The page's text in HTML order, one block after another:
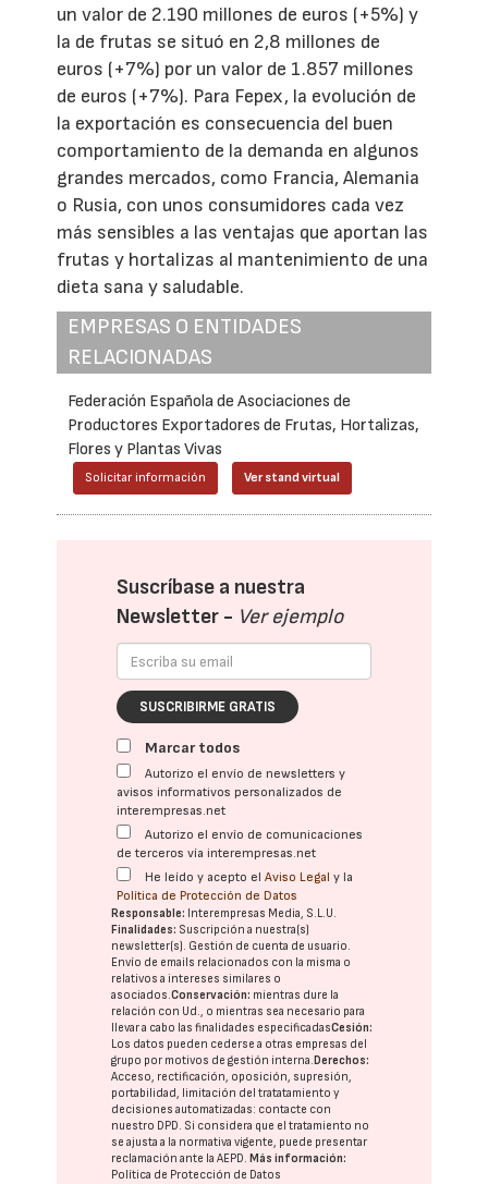
un valor de 2.190 millones de euros (+5%) y
la de frutas se situó en 2,8 millones de
euros (+7%) por un valor de 1.857 millones
de euros (+7%). Para Fepex, la evolución de
la exportación es consecuencia del buen
comportamiento de la demanda en algunos
grandes mercados, como Francia, Alemania
o Rusia, con unos consumidores cada vez
más sensibles a las ventajas que aportan las
frutas y hortalizas al mantenimiento de una
dieta sana y saludable.
EMPRESAS O ENTIDADES
RELACIONADAS
Federación Española de Asociaciones de
Productores Exportadores de Frutas, Hortalizas,
Flores y Plantas Vivas
Solicitar información Ver stand virtual
Suscríbase a nuestra
Newsletter - Ver ejemplo
SUSCRIBIRME GRATIS
Marcar todos
Autorizo el envío de newsletters y
avisos informativos personalizados de
interempresas.net
Autorizo el envío de comunicaciones
de terceros vía interempresas.net
He leído y acepto elAviso Legal y la
Política de Protección de Datos
Responsable: Interempresas Media, S.L.U.
Finalidades: Suscripción a nuestra(s)
newsletter(s). Gestión de cuenta de usuario.
Envío de emails relacionados con la misma o
relativos a intereses similares o
asociados.Conservación: mientras dure la
relación con Ud., o mientras sea necesario para
llevar a cabo las finalidades especificadasCesión:
Los datos pueden cederse a otras empresas del
grupo por motivos de gestión interna. Derechos:
Acceso, rectificación, oposición, supresión,
portabilidad, limitación del tratatamiento y
decisiones automatizadas: contacte con
nuestro DPD. Si considera que el tratamiento no
se ajusta a la normativa vigente, puede presentar
reclamación ante laAEPD. Más información:
Política de Protección de Datos